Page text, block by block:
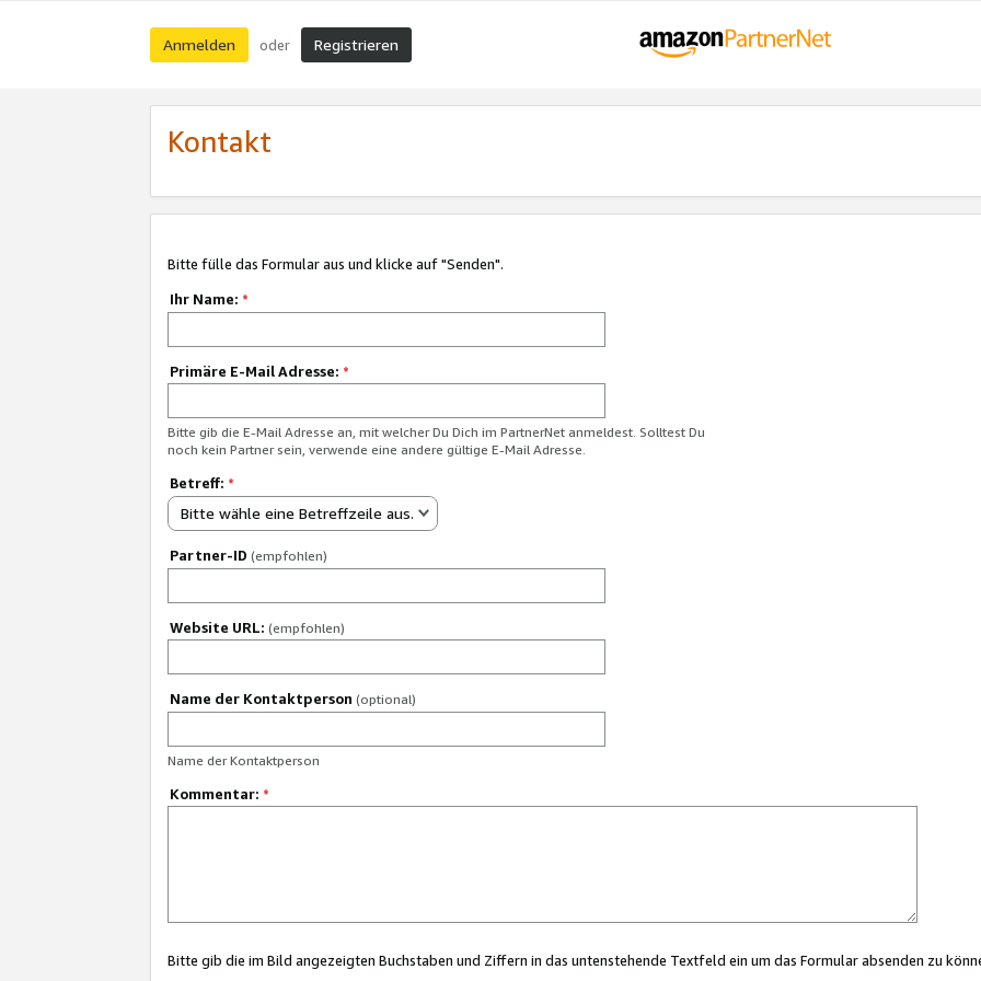
Anmelden oder Registrieren
Kontakt
Bitte fülle das Formular aus und klicke auf "Senden".
Ihr Name: *
Primäre E-Mail Adresse: *
Bitte gib die E-Mail Adresse an, mit welcher Du Dich im PartnerNet anmeldest. Solltest Du
noch kein Partner sein, verwende eine andere gültige E-Mail Adresse.
Betreff: *
Bitte wähle eine Betreffzeile aus.
Partner-ID (empfohlen)
Website URL: (empfohlen)
Name der Kontaktperson (optional)
Name der Kontaktperson
Kommentar: *
Bitte gib die im Bild angezeigten Buchstaben und Ziffern in das untenstehende Textfeld ein um das Formular absenden zu